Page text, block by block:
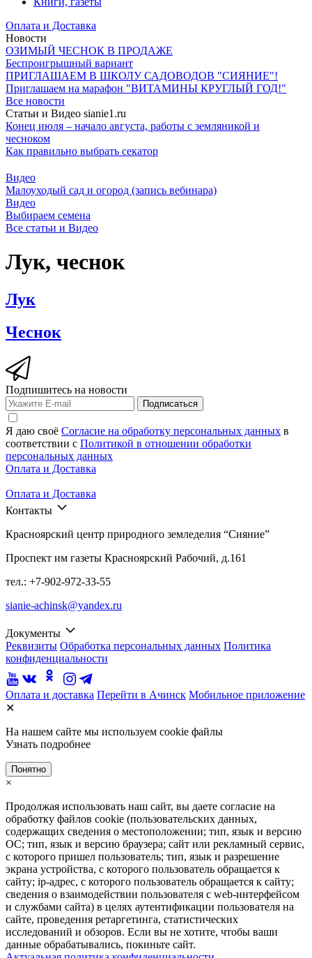
Оплата и Доставка
Новости
ОЗИМЫЙ ЧЕСНОК В ПРОДАЖЕ
Беспроигрышный вариант
ПРИГЛАШАЕМ В ШКОЛУ САДОВОДОВ "СИЯНИЕ"!
Приглашаем на марафон "ВИТАМИНЫ КРУГЛЫЙ ГОД!"
Все новости
Статьи и Видео sianie1.ru
Конец июля – начало августа, работы с земляникой и
чесноком
Как правильно выбрать секатор
Видео
Малоуходый сад и огород (запись вебинара)
Видео
Выбираем семена
Все cтатьи и Видео
Лук, чеснок
Лук
Чеснок
Подпишитесь на новости
Подписаться
Я даю своё Согласие на обработку персональных данных в
соответствии с Политикой в отношении обработки
персональных данных
Оплата и Доставка
Оплата и Доставка
Контакты
Красноярский центр природного земледелия “Сияние”
Проспект им газеты Красноярский Рабочий, д.161
тел.: +7-902-972-33-55
sianie-achinsk@yandex.ru
Документы
Реквизиты Обработка персональных данных Политика
конфиденциальности
Оплата и доставка Перейти в Ачинск Мобильное приложение
✕
На нашем сайте мы используем cookie файлы
Узнать подробнее
Понятно
×
Продолжая использовать наш сайт, вы даете согласие на
обработку файлов cookie (пользовательских данных,
содержащих сведения о местоположении; тип, язык и версию
ОС; тип, язык и версию браузера; сайт или рекламный сервис,
с которого пришел пользователь; тип, язык и разрешение
экрана устройства, с которого пользователь обращается к
сайту; ip-адрес, с которого пользователь обращается к сайту;
сведения о взаимодействии пользователя с web-интерфейсом
и службами сайта) в целях аутентификации пользователя на
сайте, проведения ретаргетинга, статистических
исследований и обзоров. Если вы не хотите, чтобы ваши
данные обрабатывались, покиньте сайт.